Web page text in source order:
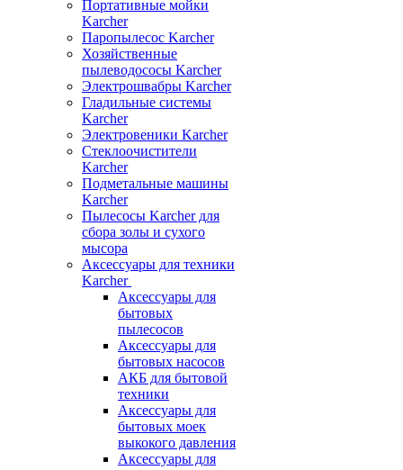
Портативные мойки
Karcher
Паропылесос Karcher
Хозяйственные
пылеводососы Karcher
Электрошвабры Karcher
Гладильные системы
Karcher
Электровеники Karcher
Стеклоочистители
Karcher
Подметальные машины
Karcher
Пылесосы Karcher для
сбора золы и сухого
мысора
Аксессуары для техники
Karcher
Аксессуары для
бытовых
пылесосов
Аксессуары для
бытовых насосов
АКБ для бытовой
техники
Аксессуары для
бытовых моек
выкокого давления
Аксессуары для